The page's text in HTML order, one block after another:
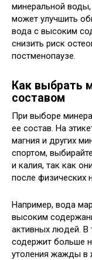
минеральной
может улучшить
вода с высоким
снизить риск
постменопаузе.
Как выбрать
составом
При выборе
ее состав. На
магния и других
спортом,
и калия, так как
после физических
Например, вода
высоким
активных людей. В
содержит больше
утоления жажды в